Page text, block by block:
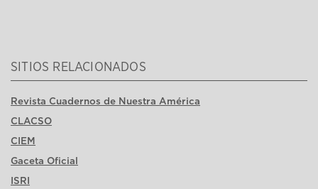
SITIOS RELACIONADOS
Revista Cuadernos de Nuestra América
CLACSO
CIEM
Gaceta Oficial
ISRI